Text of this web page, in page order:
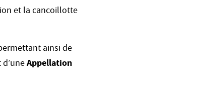
et la cancoillotte
ainsi de
Appellation